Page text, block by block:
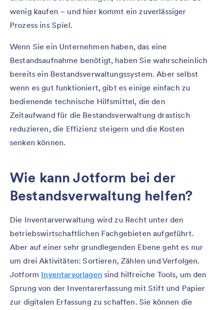
wenig kaufen – und hier kommt ein zuverlässiger
Prozess ins Spiel.
Wenn Sie ein Unternehmen haben, das eine
Bestandsaufnahme benötigt, haben Sie wahrscheinlich
bereits ein Bestandsverwaltungssystem. Aber selbst
wenn es gut funktioniert, gibt es einige einfach zu
bedienende technische Hilfsmittel, die den
Zeitaufwand für die Bestandsverwaltung drastisch
reduzieren, die Effizienz steigern und die Kosten
senken können.
Wie kann Jotform bei der
Bestandsverwaltung helfen?
Die Inventarverwaltung wird zu Recht unter den
betriebswirtschaftlichen Fachgebieten aufgeführt.
Aber auf einer sehr grundlegenden Ebene geht es nur
um drei Aktivitäten: Sortieren, Zählen und Verfolgen.
Jotform Inventarvorlagen sind hilfreiche Tools, um den
Sprung von der Inventarerfassung mit Stift und Papier
zur digitalen Erfassung zu schaffen. Sie können die